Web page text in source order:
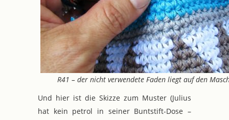
R41 – der nicht verwendete Faden liegt auf den
Und hier ist die Skizze zum Muster (Julius
hat kein petrol in seiner Buntstift-Dose –